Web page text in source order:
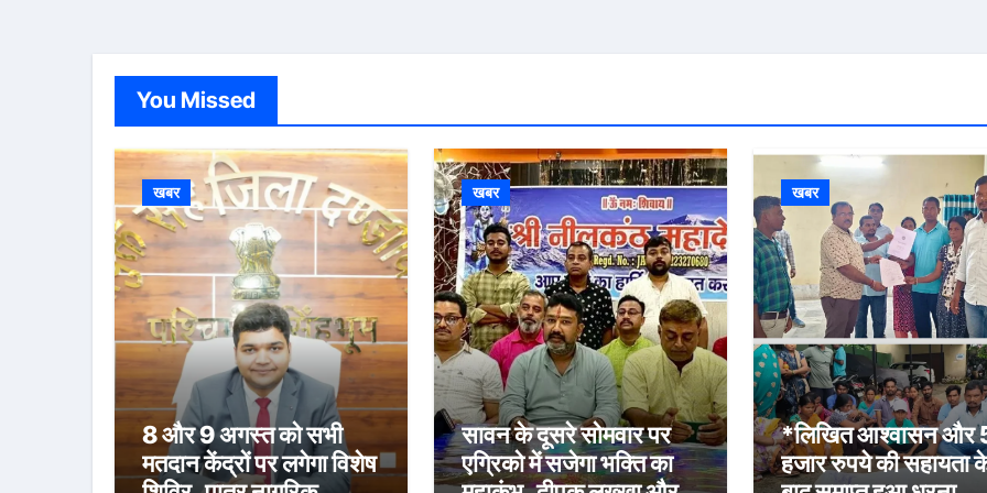
You Missed
खबर
8 और 9 अगस्त को सभी
मतदान केंद्रों पर लगेगा विशेष
खबर
सावन के दूसरे सोमवार पर
एग्रिको में सजेगा भक्ति का
खबर
*लिखित आश्वासन और
हजार रुपये की सहायता